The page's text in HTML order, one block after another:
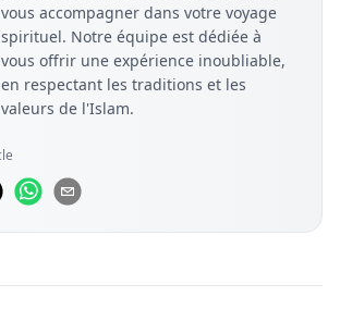
vous accompagner dans votre voyage
spirituel. Notre équipe est dédiée à
vous offrir une expérience inoubliable,
en respectant les traditions et les
valeurs de l'Islam.